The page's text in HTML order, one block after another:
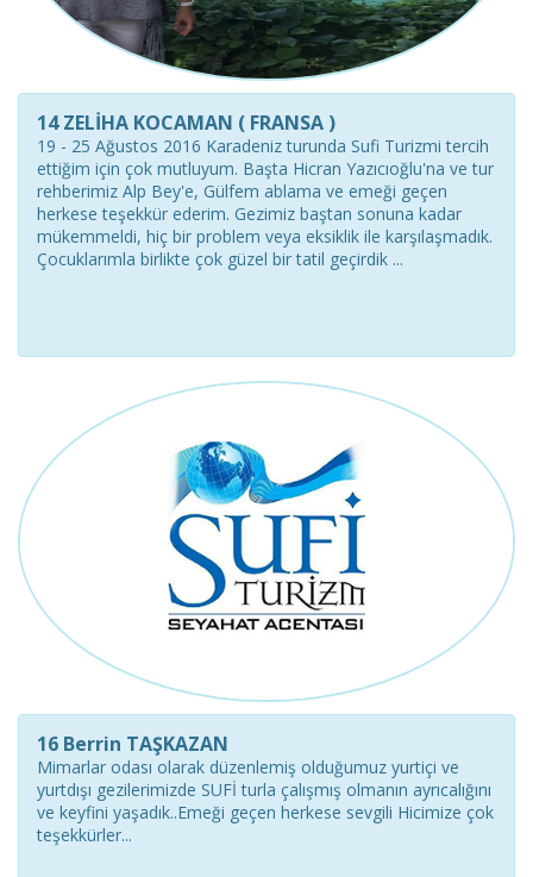
14 ZELİHA KOCAMAN ( FRANSA )
19 - 25 Ağustos 2016 Karadeniz turunda Sufi Turizmi tercih
ettiğim için çok mutluyum. Başta Hicran Yazıcıoğlu'na ve tur
rehberimiz Alp Bey'e, Gülfem ablama ve emeği geçen
herkese teşekkür ederim. Gezimiz baştan sonuna kadar
mükemmeldi, hiç bir problem veya eksiklik ile karşılaşmadık.
Çocuklarımla birlikte çok güzel bir tatil geçirdik ...
16 Berrin TAŞKAZAN
Mimarlar odası olarak düzenlemiş olduğumuz yurtiçi ve
yurtdışı gezilerimizde SUFİ turla çalışmış olmanın ayrıcalığını
ve keyfini yaşadık..Emeği geçen herkese sevgili Hicimize çok
teşekkürler...